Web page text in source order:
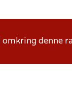
omkring denne